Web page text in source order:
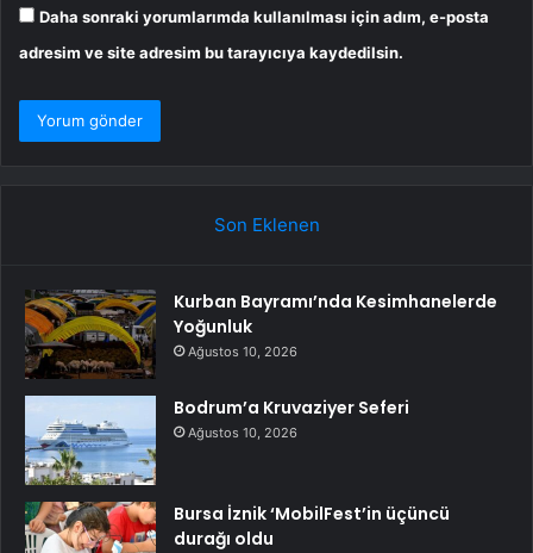
Daha sonraki yorumlarımda kullanılması için adım, e-posta
adresim ve site adresim bu tarayıcıya kaydedilsin.
Son Eklenen
Kurban Bayramı’nda Kesimhanelerde
Yoğunluk
Ağustos 10, 2026
Bodrum’a Kruvaziyer Seferi
Ağustos 10, 2026
Bursa İznik ‘MobilFest’in üçüncü
durağı oldu